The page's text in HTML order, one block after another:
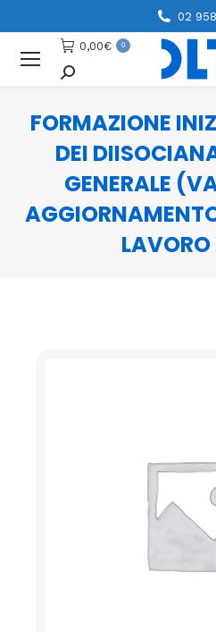
02
0,00€ 0
Cerca
FORMAZIONE
DEI
GENERALE
LAVORO